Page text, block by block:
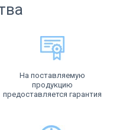
На поставляемую
продукцию
предоставляется гарантия